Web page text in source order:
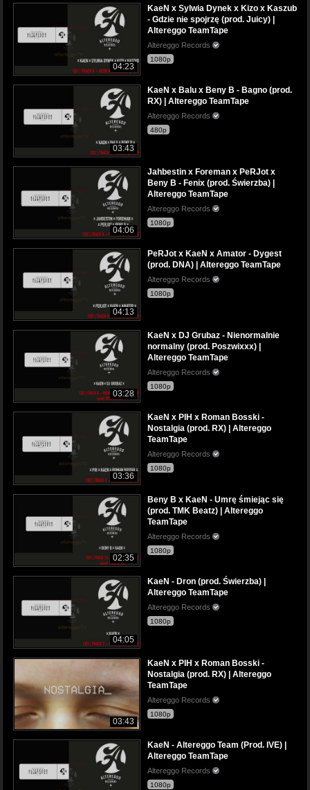
04:23
KaeN x Sylwia Dynek x Kizo x Kaszub
- Gdzie nie spojrzę (prod. Juicy) |
Altereggo TeamTape
Altereggo Records
1080p
03:43
KaeN x Balu x Beny B - Bagno (prod.
RX) | Altereggo TeamTape
Altereggo Records
480p
04:06
Jahbestin x Foreman x PeRJot x
Beny B - Fenix (prod. Świerzba) |
Altereggo TeamTape
Altereggo Records
1080p
04:13
PeRJot x KaeN x Amator - Dygest
(prod. DNA) | Altereggo TeamTape
Altereggo Records
1080p
03:28
KaeN x DJ Grubaz - Nienormalnie
normalny (prod. Poszwixxx) |
Altereggo TeamTape
Altereggo Records
1080p
03:36
KaeN x PIH x Roman Bosski -
Nostalgia (prod. RX) | Altereggo
TeamTape
Altereggo Records
1080p
02:35
Beny B x KaeN - Umrę śmiejąc się
(prod. TMK Beatz) | Altereggo
TeamTape
Altereggo Records
1080p
04:05
KaeN - Dron (prod. Świerzba) |
Altereggo TeamTape
Altereggo Records
1080p
03:43
KaeN x PIH x Roman Bosski -
Nostalgia (prod. RX) | Altereggo
TeamTape
Altereggo Records
1080p
KaeN - Altereggo Team (Prod. IVE) |
Altereggo TeamTape
Altereggo Records
1080p